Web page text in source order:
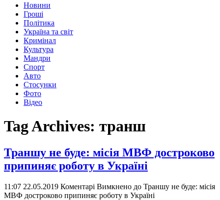
Новини
Гроші
Політика
Україна та світ
Кримінал
Культура
Мандри
Спорт
Авто
Стосунки
Фото
Відео
Tag Archives: транш
Траншу не буде: місія МВФ достроково
припиняє роботу в Україні
11:07 22.05.2019 Коментарі Вимкнено до Траншу не буде: місія
МВФ достроково припиняє роботу в Україні